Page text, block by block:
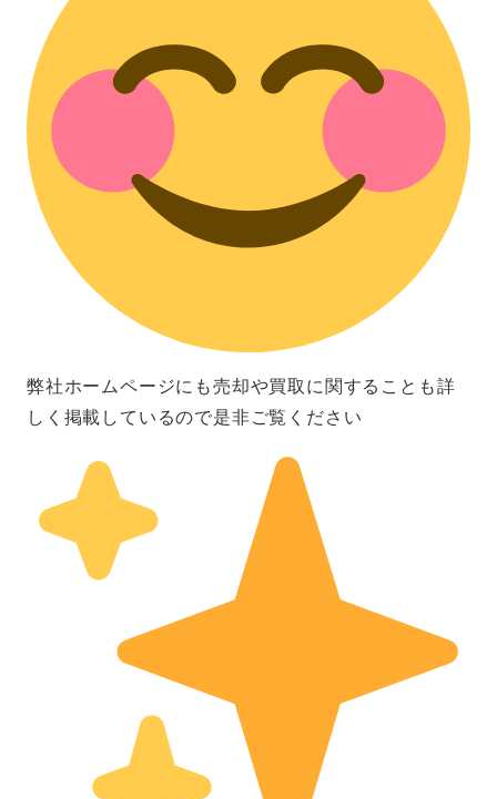
弊社ホームページにも売却や買取に関することも詳
しく掲載しているので是非ご覧ください